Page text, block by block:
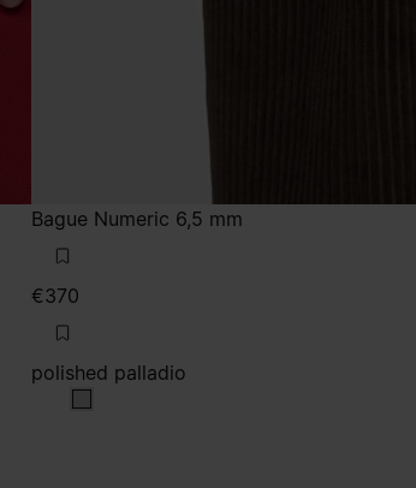
Bague Numeric 6,5 mm
€370
polished palladio
polished palladio